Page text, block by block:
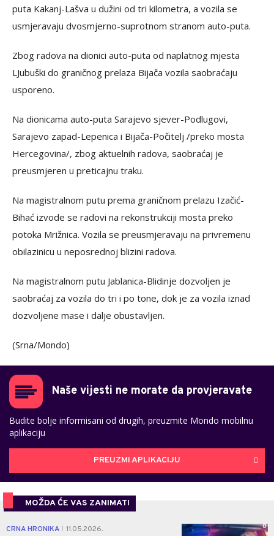
puta Kakanj-Lašva u dužini od tri kilometra, a vozila se
usmjeravaju dvosmjerno-suprotnom stranom auto-puta.
Zbog radova na dionici auto-puta od naplatnog mjesta
LJubuški do graničnog prelaza Bijača vozila saobraćaju
usporeno.
Na dionicama auto-puta Sarajevo sjever-Podlugovi,
Sarajevo zapad-Lepenica i Bijača-Počitelj /preko mosta
Hercegovina/, zbog aktuelnih radova, saobraćaj je
preusmjeren u preticajnu traku.
Na magistralnom putu prema graničnom prelazu Izačić-
Bihać izvode se radovi na rekonstrukciji mosta preko
potoka Mrižnica. Vozila se preusmjeravaju na privremenu
obilazinicu u neposrednoj blizini radova.
Na magistralnom putu Jablanica-Blidinje dozvoljen je
saobraćaj za vozila do tri i po tone, dok je za vozila iznad
dozvoljene mase i dalje obustavljen.
(Srna/Mondo)
Naše vijesti ne morate da provjeravate
Budite bolje informisani od drugih, preuzmite Mondo mobilnu
aplikaciju
PREUZMI APLIKACIJU
MOŽDA ĆE VAS ZANIMATI
CRNA HRONIKA 11.05.2026. 0